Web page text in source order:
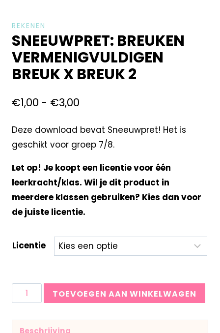
REKENEN
SNEEUWPRET: BREUKEN
VERMENIGVULDIGEN
BREUK X BREUK 2
€1,00 - €3,00
Deze download bevat Sneeuwpret! Het is
geschikt voor groep 7/8.
Let op! Je koopt een licentie voor één
leerkracht/klas. Wil je dit product in
meerdere klassen gebruiken? Kies dan voor
de juiste licentie.
Licentie
TOEVOEGEN AAN WINKELWAGEN
Beschrijving